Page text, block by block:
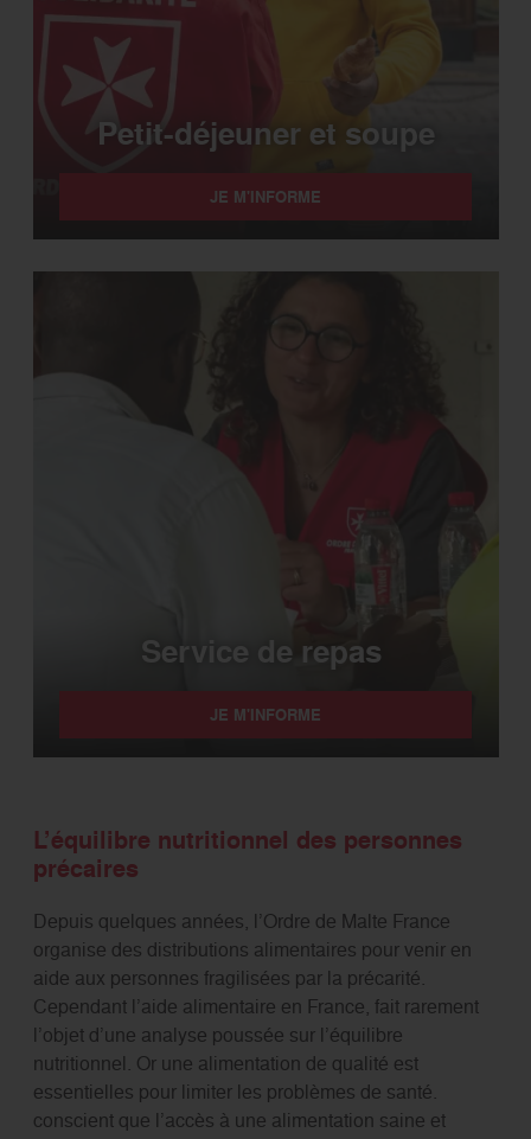
Petit-déjeuner et soupe
JE M'INFORME
Service de repas
JE M'INFORME
L’équilibre nutritionnel des personnes
précaires
Depuis quelques années, l’Ordre de Malte France
organise des distributions alimentaires pour venir en
aide aux personnes fragilisées par la précarité.
Cependant l’aide alimentaire en France, fait rarement
l’objet d’une analyse poussée sur l’équilibre
nutritionnel. Or une alimentation de qualité est
essentielles pour limiter les problèmes de santé.
conscient que l’accès à une alimentation saine et